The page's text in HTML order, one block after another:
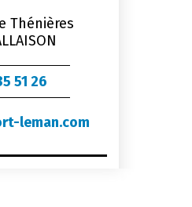
Thénières
51 26
leman.com